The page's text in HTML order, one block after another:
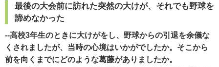
最後の大会前に訪れた突然の大けが、それでも野球を
諦めなかった
--高校3年生のときに大けがをし、野球からの引退を余儀な
くされましたが、当時の心境はいかがでしたか。そこから
前を向くまでにどのような葛藤がありましたか。